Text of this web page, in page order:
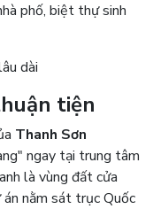
phố, biệt thự sinh
dài
tiện
Thanh Sơn
ngay tại trung tâm
là vùng đất cửa
nằm sát trục Quốc